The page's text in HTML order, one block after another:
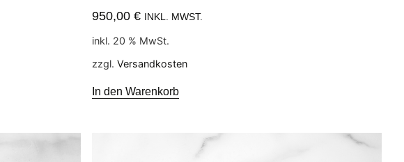
950,00 € INKL. MWST.
inkl. 20 % MwSt.
zzgl. Versandkosten
In den Warenkorb